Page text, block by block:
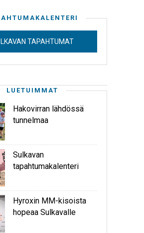
TAPAHTUMAT
LUETUIMMAT
Hakovirran lähdössä
tunnelmaa
Sulkavan
tapahtumakalenteri
Hyroxin MM-kisoista
hopeaa Sulkavalle